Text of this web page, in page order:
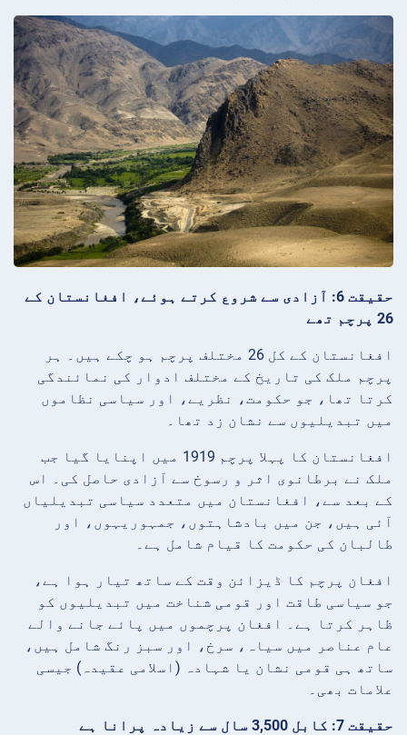
حقیقت 6: آزادی سے شروع کرتے ہوئے، افغانستان کے
26 پرچم تھے
افغانستان کے کل 26 مختلف پرچم ہو چکے ہیں۔ ہر
پرچم ملک کی تاریخ کے مختلف ادوار کی نمائندگی
کرتا تھا، جو حکومت، نظریے، اور سیاسی نظاموں
میں تبدیلیوں سے نشان زد تھا۔
افغانستان کا پہلا پرچم 1919 میں اپنایا گیا جب
ملک نے برطانوی اثر و رسوخ سے آزادی حاصل کی۔ اس
کے بعد سے، افغانستان میں متعدد سیاسی تبدیلیاں
آئی ہیں، جن میں بادشاہتوں، جمہوریہوں، اور
طالبان کی حکومت کا قیام شامل ہے۔
افغان پرچم کا ڈیزائن وقت کے ساتھ تیار ہوا ہے،
جو سیاسی طاقت اور قومی شناخت میں تبدیلیوں کو
ظاہر کرتا ہے۔ افغان پرچموں میں پائے جانے والے
عام عناصر میں سیاہ، سرخ، اور سبز رنگ شامل ہیں،
ساتھ ہی قومی نشان یا شہادہ (اسلامی عقیدہ) جیسی
علامات بھی۔
حقیقت 7: کابل 3,500 سال سے زیادہ پرانا ہے